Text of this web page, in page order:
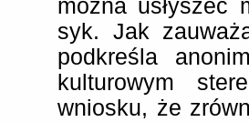
można usłyszeć
syk. Jak
podkreśla
kulturowym
wniosku, że